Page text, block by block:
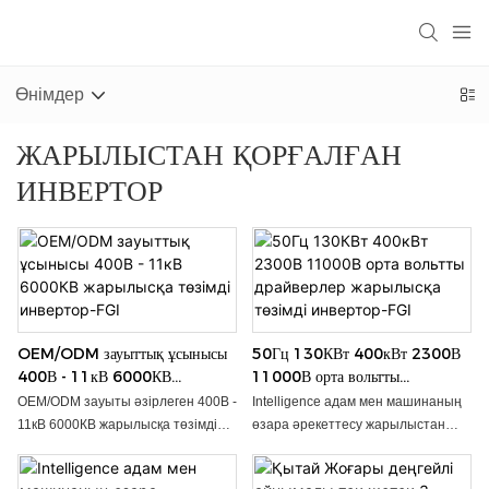
Өнімдер
ЖАРЫЛЫСТАН ҚОРҒАЛҒАН
ИНВЕРТОР
OEM/ODM зауыттық ұсынысы
400В - 11кВ 6000КВ
жарылысқа төзімді инвертор-
FGI
OEM/ODM зауыты әзірлеген 400В -
11кВ 6000КВ жарылысқа төзімді
қолданбалар үшін сенімді және
50Гц 130КВт 400кВт 2300В
11000В орта вольтты
драйверлер жарылысқа төзімді
инвертор-FGI
Intelligence адам мен машинаның
өзара әрекеттесу жарылыстан
қауіпті орталарда операторлар